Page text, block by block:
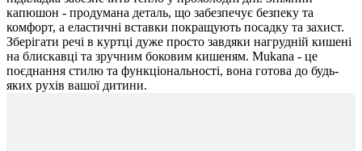
капюшон - продумана деталь, що забезпечує безпеку та
комфорт, а еластичні вставки покращують посадку та захист.
Зберігати речі в куртці дуже просто завдяки нагрудній кишені
на блискавці та зручним боковим кишеням. Mukana - це
поєднання стилю та функціональності, вона готова до будь-
яких рухів вашої дитини.